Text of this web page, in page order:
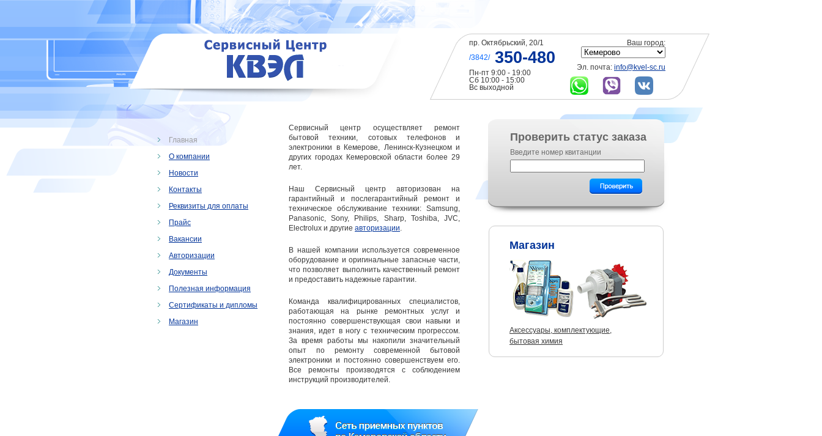
пр. Октябрьский, 20/1
/3842/ 350-480
Пн-пт 9:00 - 19:00
Сб 10:00 - 15:00
Вс выходной
Ваш город:
Эл. почта: info@kvel-sc.ru
Главная
О компании
Новости
Контакты
Реквизиты для оплаты
Прайс
Вакансии
Авторизации
Документы
Полезная информация
Сертификаты и дипломы
Магазин
Сервисный центр осуществляет ремонт
бытовой техники, сотовых телефонов и
электроники в Кемерове, Ленинск-Кузнецком и
других городах Кемеровской области более 29
лет.
Наш Сервисный центр авторизован на
гарантийный и послегарантийный ремонт и
техническое обслуживание техники: Samsung,
Panasonic, Sony, Philips, Sharp, Toshiba, JVC,
Electrolux и другие авторизации.
В нашей компании используется современное
оборудование и оригинальные запасные части,
что позволяет выполнить качественный ремонт
и предоставить надежные гарантии.
Команда квалифицированных специалистов,
работающая на рынке ремонтных услуг и
постоянно совершенствующая свои навыки и
знания, идет в ногу с техническим прогрессом.
За время работы мы накопили значительный
опыт по ремонту современной бытовой
электроники и постоянно совершенствуем его.
Все ремонты производятся с соблюдением
инструкций производителей.
Проверить статус заказа
Введите номер квитанции
Магазин
Аксессуары, комплектующие,
бытовая химия